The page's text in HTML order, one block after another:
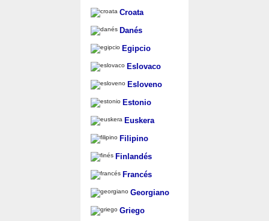
Croata
Danés
Egipcio
Eslovaco
Esloveno
Estonio
Euskera
Filipino
Finlandés
Francés
Georgiano
Griego